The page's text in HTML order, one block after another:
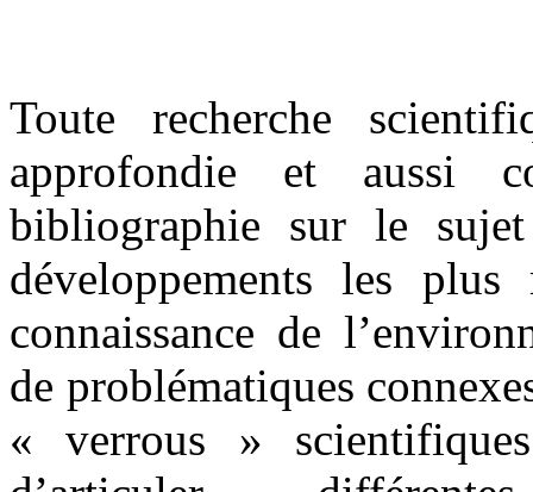
Toute recherche
approfondie et aussi
bibliographie sur le
développements les
connaissance de
de problématiques
« verrous »